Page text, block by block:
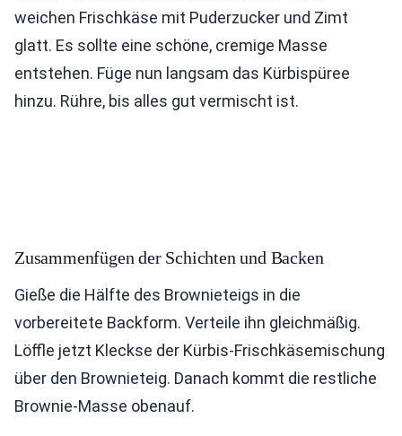
weichen Frischkäse mit Puderzucker und Zimt
glatt. Es sollte eine schöne, cremige Masse
entstehen. Füge nun langsam das Kürbispüree
hinzu. Rühre, bis alles gut vermischt ist.
Zusammenfügen der Schichten und Backen
Gieße die Hälfte des Brownieteigs in die
vorbereitete Backform. Verteile ihn gleichmäßig.
Löffle jetzt Kleckse der Kürbis-Frischkäsemischung
über den Brownieteig. Danach kommt die restliche
Brownie-Masse obenauf.